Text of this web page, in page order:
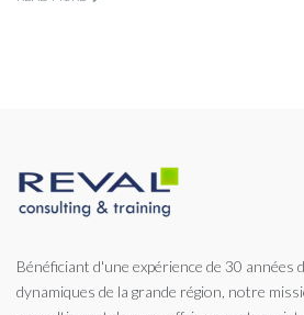
Bénéficiant d'une expérience de 30 années
dynamiques de la grande région, notre